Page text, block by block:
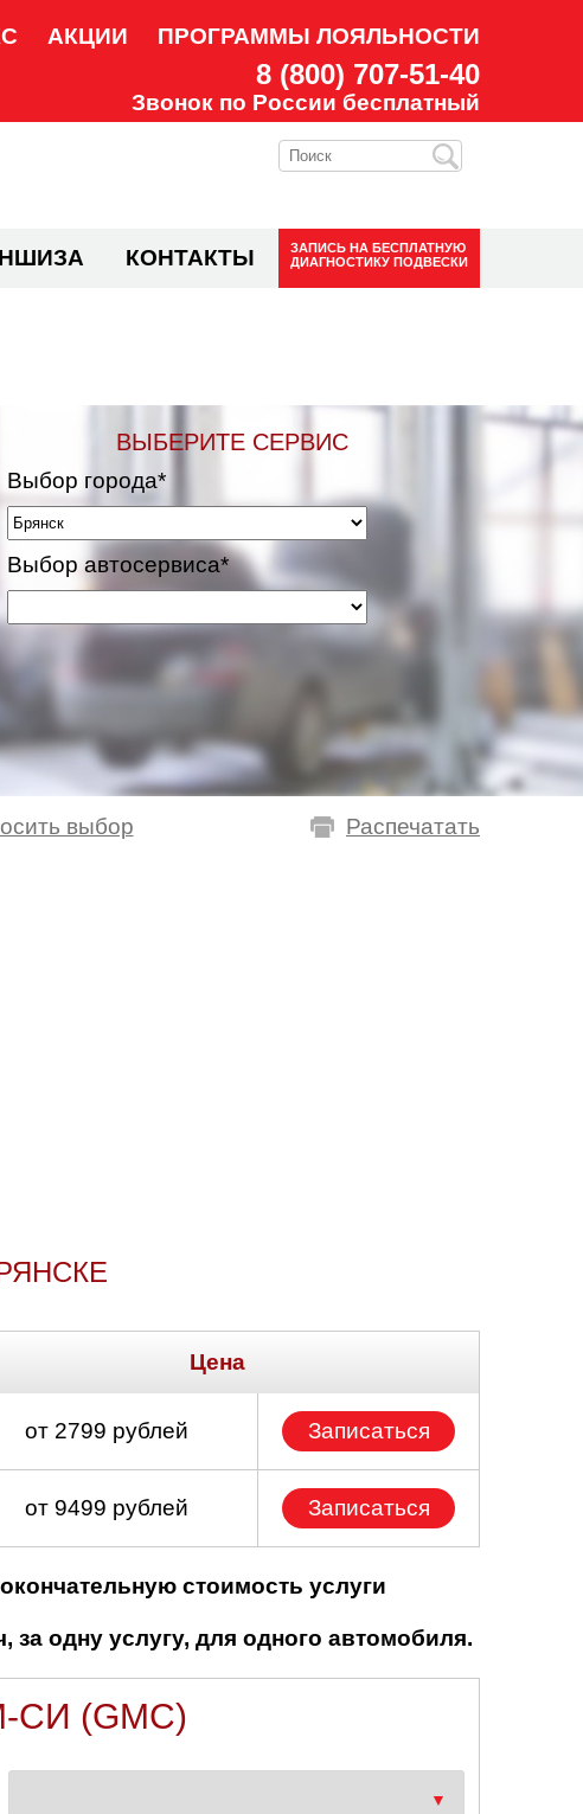
АКЦИИ ПРОГРАММЫ ЛОЯЛЬНОСТИ
8 (800) 707-51-40
Звонок по России бесплатный
КОНТАКТЫ ЗАПИСЬ НА БЕСПЛАТНУЮ
ДИАГНОСТИКУ ПОДВЕСКИ
ВЫБЕРИТЕ СЕРВИС
Выбор города*
Выбор автосервиса*
Распечатать
выбор
Цена
от 2799 рублей Записаться
от 9499 рублей Записаться
стоимость услуги
одну услугу, для одного автомобиля.
(GMC)